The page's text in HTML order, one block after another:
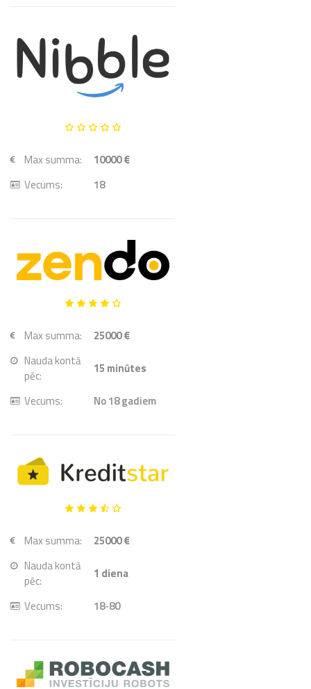
Max summa:
10000 €
Vecums:
18
Max summa:
25000 €
Nauda kontā
pēc:
15 minūtes
Vecums: No 18 gadiem
Max summa:
25000 €
Nauda kontā
pēc:
1 diena
Vecums: 18-80